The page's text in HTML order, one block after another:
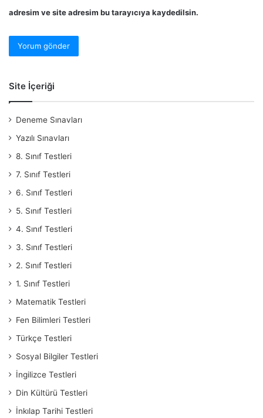
adresim ve site adresim bu tarayıcıya kaydedilsin.
Site İçeriği
Deneme Sınavları
Yazılı Sınavları
8. Sınıf Testleri
7. Sınıf Testleri
6. Sınıf Testleri
5. Sınıf Testleri
4. Sınıf Testleri
3. Sınıf Testleri
2. Sınıf Testleri
1. Sınıf Testleri
Matematik Testleri
Fen Bilimleri Testleri
Türkçe Testleri
Sosyal Bilgiler Testleri
İngilizce Testleri
Din Kültürü Testleri
İnkılap Tarihi Testleri